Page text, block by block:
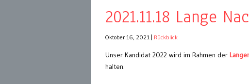
2021.11.18 Lange
Oktober 16, 2021 Rückblick
Unser Kandidat 2022 wird im Rahmen der
halten.